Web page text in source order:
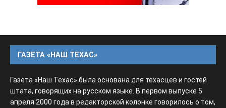
ГАЗЕТА «НАШ ТЕХАС»
Газета «Наш Техас» была основана для техасцев и гостей
штата, говорящих на русском языке. В первом выпуске 5
апреля 2000 года в редакторской колонке говорилось о том,